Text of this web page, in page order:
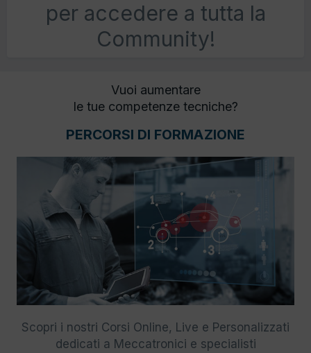
per accedere a tutta la
Community!
Vuoi aumentare
le tue competenze tecniche?
PERCORSI DI FORMAZIONE
Scopri i nostri Corsi Online, Live e Personalizzati
dedicati a Meccatronici e specialisti